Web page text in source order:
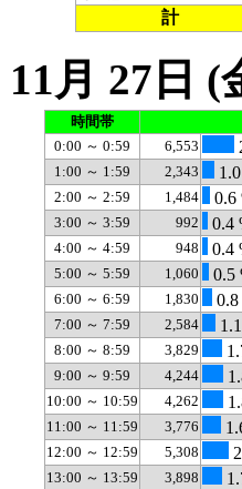
計
11月 27日
時間帯
0:00 ～ 0:59
6,553
1:00 ～ 1:59 2,343
2:00 ～ 2:59 1,484 0.6
3:00 ～ 3:59 992 0.4
4:00 ～ 4:59 948 0.4
5:00 ～ 5:59 1,060 0.5
6:00 ～ 6:59 1,830 0.8
7:00 ～ 7:59 2,584
8:00 ～ 8:59 3,829
9:00 ～ 9:59 4,244
10:00 ～ 10:59 4,262
11:00 ～ 11:59 3,776
12:00 ～ 12:59 5,308
13:00 ～ 13:59 3,898